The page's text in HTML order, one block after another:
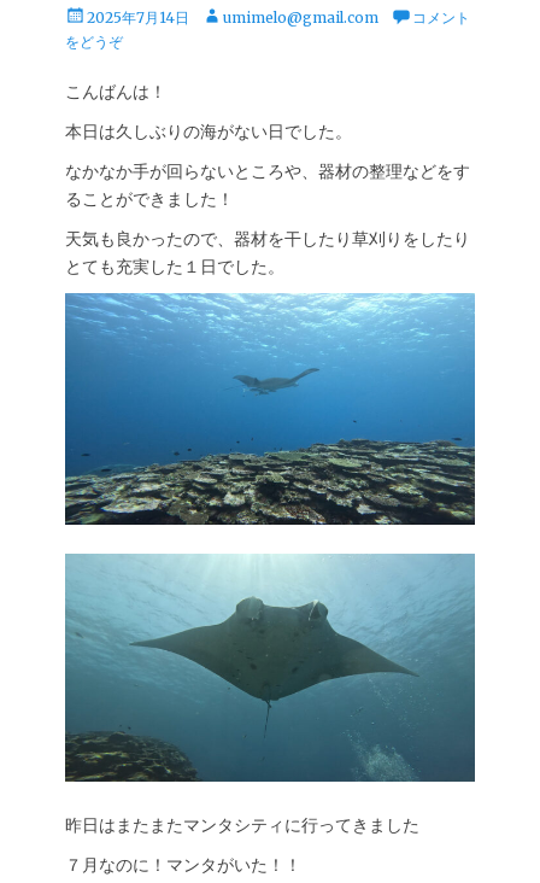
投
稿
2025年7月14日
投 umimelo@gmail.com
コメント
をどうぞ
こんばんは！
本日は久しぶりの海がない日でした。
なかなか手が回らないところや、器材の整理などをす
ることができました！
天気も良かったので、器材を干したり草刈りをしたり
とても充実した１日でした。
昨日はまたまたマンタシティに行ってきました
７月なのに！マンタがいた！！